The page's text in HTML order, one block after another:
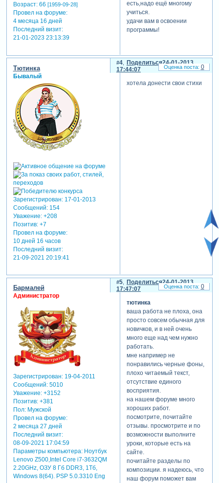
Возраст:66 [1959-09-28]
Провел на форуме:
4 месяца 16 дней
Последний визит:
21-01-2023 23:13:39
есть,надо ещё многому
учиться.
удачи вам в освоении
программы!
Поделиться
4
24-01-2013
17:44:07
Тютинка
Бывалый
Зарегистрирован: 17-01-2013
Сообщений:154
Уважение: +208
Позитив: +7
Провел на форуме:
10 дней 16 часов
Последний визит:
21-09-2021 20:19:41
хотела донести свои стихи
0
Поделиться
5
24-01-2013
17:47:07
Бармалей
Администратор
Зарегистрирован: 19-04-2011
Сообщений:5010
Уважение: +3152
Позитив: +381
Пол:Мужской
Провел на форуме:
2 месяца 27 дней
Последний визит:
08-09-2021 17:04:59
Параметры компьютера:Ноутбук
Lenovo Z500,Intel Core i7-3632QM
2.20GHz, ОЗУ 8 Гб DDR3, 1Тб,
Windows 8(64). PSP 5.0.3310 Eng
тютинка
ваша работа не плоха, она
просто совсем обычная для
новичков, и в ней очень
много еще над чем нужно
работать.
мне например не
понравились черные фоны,
плохо читаемый текст,
отсутствие единого
восприятия.
на нашем форуме много
хороших работ.
посмотрите, почитайте
отзывы. просмотрите и по
возможности выполните
уроки, которые есть на
сайте.
почитайте разделы по
композиции. я надеюсь, что
наш форум поможет вам
0